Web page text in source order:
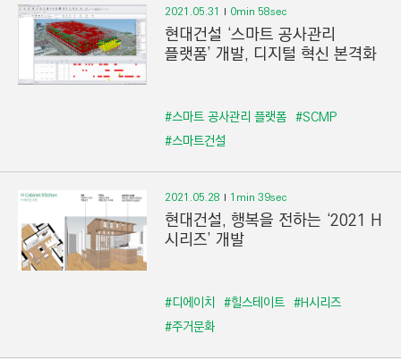
2021.05.31 0min 58sec
현대건설 ‘스마트 공사관리
플랫폼’ 개발, 디지털 혁신 본격화
#스마트 공사관리 플랫폼 #SCMP
#스마트건설
2021.05.28 1min 39sec
현대건설, 행복을 전하는 ‘2021 H
시리즈’ 개발
#디에이치 #힐스테이트 #H시리즈
#주거문화